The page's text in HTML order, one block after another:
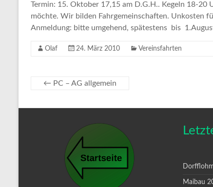
Termin: 15. Oktober 17,15 am D.G.H.. Kegeln 18-20
möchte. Wir bilden Fahrgemeinschaften. Unkosten
Anmeldung: bitte umgehend, spätestens
bis
Olaf 24. März 2010 Vereinsfahrten
← PC – AG allgemein
Maibau